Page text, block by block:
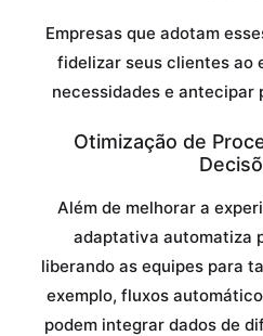
Empresas que adotam
fidelizar seus clientes ao
necessidades e antecipar
Otimização de
Além de melhorar a
adaptativa automatiza
liberando as equipes para
exemplo, fluxos
podem integrar dados de